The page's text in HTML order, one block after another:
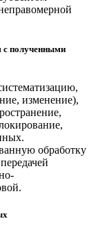
с полученными
изменение),
обработку